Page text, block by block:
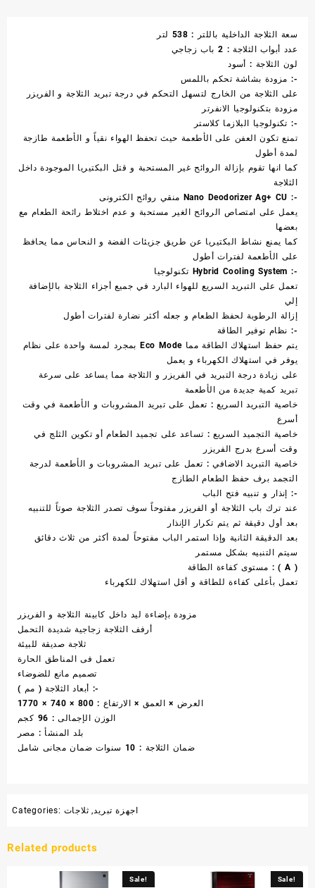
سعة الثلاجة الداخلية باللتر : 538 لتر
عدد أبواب الثلاجة : 2 باب زجاجي
لون الثلاجة : أسود
مزودة بشاشة تحكم باللمس :-
على الثلاجة من الخارج لتسهل التحكم في درجة تبريد الثلاجة و الفريزر
مزودة بتكنولوجيا الانفرتر
تكنولوجيا البلازما كلاستر :-
تمنع تكون العفن على الأطعمة حيث تحفظ الهواء نقياً و الأطعمة طازجة
لمدة أطول
كما انها تقوم بإزالة الروائح غير المستحبة و قتل البكتيريا الموجودة داخل
الثلاجة
منقي روائح الكترونى Nano Deodorizer Ag+ CU :-
يعمل على امتصاص الروائح الغير مستحبة و عدم اختلاط رائحة الطعام مع
بعضها
كما يمنع نشاط البكتيريا عن طريق جزيئات الفضة و النحاس مما يحافظ
على الأطعمة لفترات أطول
تكنولوجيا Hybrid Cooling System :-
تعمل على التبريد السريع للهواء البارد في جميع أجزاء الثلاجة بالإضافة
إلي
إزالة الرطوبة لحفظ الطعام و جعله أكثر نضارة لفترات أطول
نظام توفير الطاقة :-
بمجرد لمسة واحدة على نظام Eco Mode يتم حفظ استهلاك الطاقة مما
يوفر في استهلاك الكهرباء و يعمل
على زيادة درجة التبريد في الفريزر و الثلاجة مما يساعد على سرعة
تبريد كمية جديدة من الأطعمة
خاصية التبريد السريع : تعمل على تبريد المشروبات و الأطعمة في وقت
أسرع
خاصية التجميد السريع : تساعد على تجميد الطعام أو تكوين الثلج في
وقت أسرع بدرج الفريزر
خاصية التبريد الاضافي : تعمل على تبريد المشروبات و الأطعمة لدرجة
التجمد برف حفظ الطعام الطازج
إنذار و تنبيه فتح الباب :-
عند ترك باب الثلاجة أو الفريزر مفتوحاً سوف تصدر الثلاجة صوتاً للتنبيه
بعد أول دقيقة ثم يتم تكرار الإنذار
بعد الدقيقة الثانية وإذا استمر الباب مفتوحاً لمدة أكثر من ثلاث دقائق
سيتم التنبيه بشكل مستمر
مستوى كفاءة الطاقة : ( A )
تعمل بأعلى كفاءة للطاقة و أقل استهلاك للكهرباء
مزودة بإضاءة ليد داخل كابينة الثلاجة و الفريزر
أرفف الثلاجة زجاجية شديدة التحمل
ثلاجة صديقة للبيئة
تعمل فى المناطق الحارة
تصميم مانع للضوضاء
أبعاد الثلاجة ( مم ) :-
العرض × العمق × الارتفاع : 800 × 740 × 1770
الوزن الإجمالى : 96 كجم
بلد المنشأ : مصر
ضمان الثلاجة : 10 سنوات ضمان مجانى شامل
Categories: اجهزة تبريد , ثلاجات
Related products
Sale! Sale!